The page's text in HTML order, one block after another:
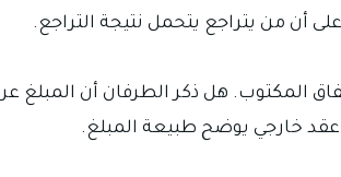
أن من يتراجع يتحمل نتيجة التراجع.
المكتوب. هل ذكر الطرفان أن المبلغ
عقد خارجي يوضح طبيعة المبلغ.